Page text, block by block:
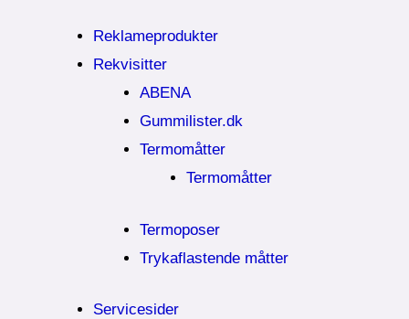
Reklameprodukter
Rekvisitter
ABENA
Gummilister.dk
Termomåtter
Termomåtter
Termoposer
Trykaflastende måtter
Servicesider